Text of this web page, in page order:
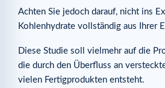
Achten Sie jedoch darauf, nicht ins
Kohlenhydrate vollständig aus Ihrer
Diese Studie soll vielmehr auf die
die durch den Überfluss an
vielen Fertigprodukten entsteht.